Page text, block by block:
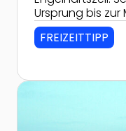
Ursprung bis
Donaustrom
FREIZEITTIPP
Zur Detailseite von